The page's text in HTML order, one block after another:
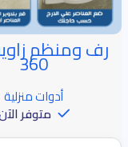
خصم الساعة الذهبية
رف ومنظم360
أدوات منزلية
متوفر